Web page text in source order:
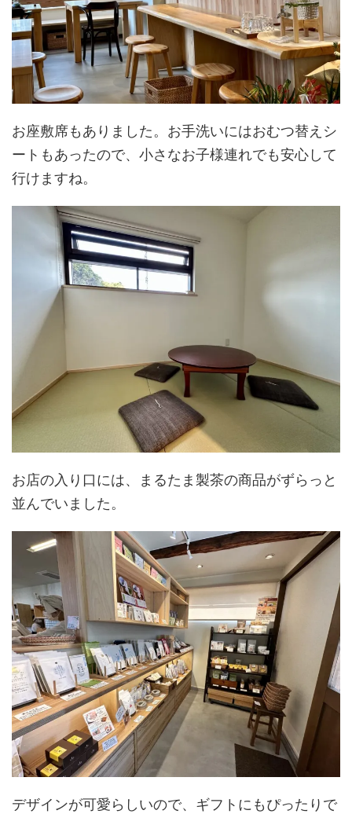
お座敷席もありました。お手洗いにはおむつ替えシ
ートもあったので、小さなお子様連れでも安心して
行けますね。
お店の入り口には、まるたま製茶の商品がずらっと
並んでいました。
デザインが可愛らしいので、ギフトにもぴったりで